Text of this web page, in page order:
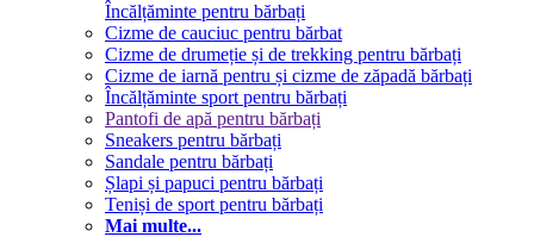
Încălțăminte pentru bărbați
Cizme de cauciuc pentru bărbat
Cizme de drumeție și de trekking pentru bărbați
Cizme de iarnă pentru și cizme de zăpadă bărbați
Încălțăminte sport pentru bărbați
Pantofi de apă pentru bărbați
Sneakers pentru bărbați
Sandale pentru bărbați
Șlapi și papuci pentru bărbați
Teniși de sport pentru bărbați
Mai multe...